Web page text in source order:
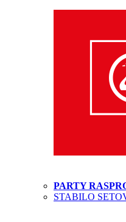
PARTY
STABILO